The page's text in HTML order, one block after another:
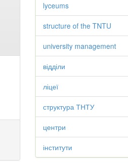
lyceums
structure of the TNTU
university management
відділи
ліцеї
структура ТНТУ
центри
інститути